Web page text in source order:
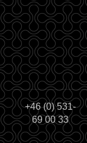
+46 (0) 531-
69 00 33